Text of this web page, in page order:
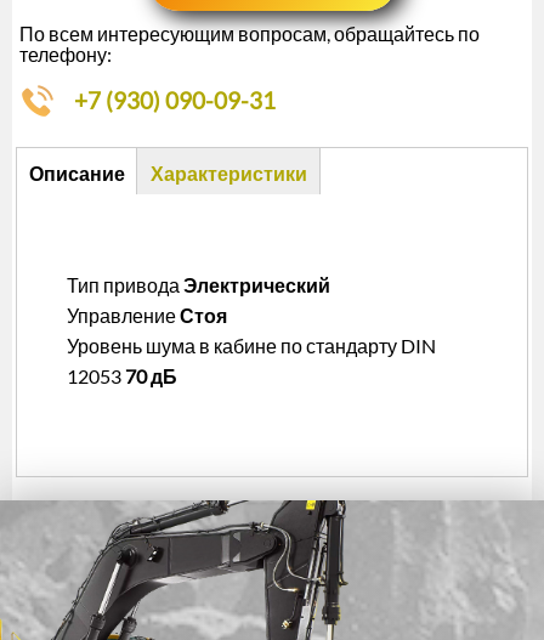
По всем интересующим вопросам, обращайтесь по
телефону:
+7 (930) 090-09-31
Описание
Описание
Характеристики
Тип привода Электрический
УправлениеСтоя
Уровень шума в кабине по стандарту DIN
12053 70 дБ